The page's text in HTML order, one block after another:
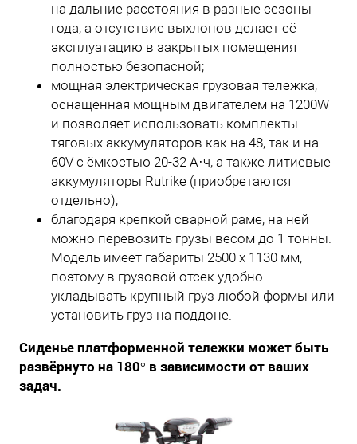
на дальние расстояния в разные сезоны
года, а отсутствие выхлопов делает её
эксплуатацию в закрытых помещения
полностью безопасной;
мощная электрическая грузовая тележка,
оснащённая мощным двигателем на 1200W
и позволяет использовать комплекты
тяговых аккумуляторов как на 48, так и на
60V с ёмкостью 20-32 А·ч, а также литиевые
аккумуляторы Rutrike (приобретаются
отдельно);
благодаря крепкой сварной раме, на ней
можно перевозить грузы весом до 1 тонны.
Модель имеет габариты 2500 x 1130 мм,
поэтому в грузовой отсек удобно
укладывать крупный груз любой формы или
установить груз на поддоне.
Сиденье платформенной тележки может быть
развёрнуто на 180° в зависимости от ваших
задач.